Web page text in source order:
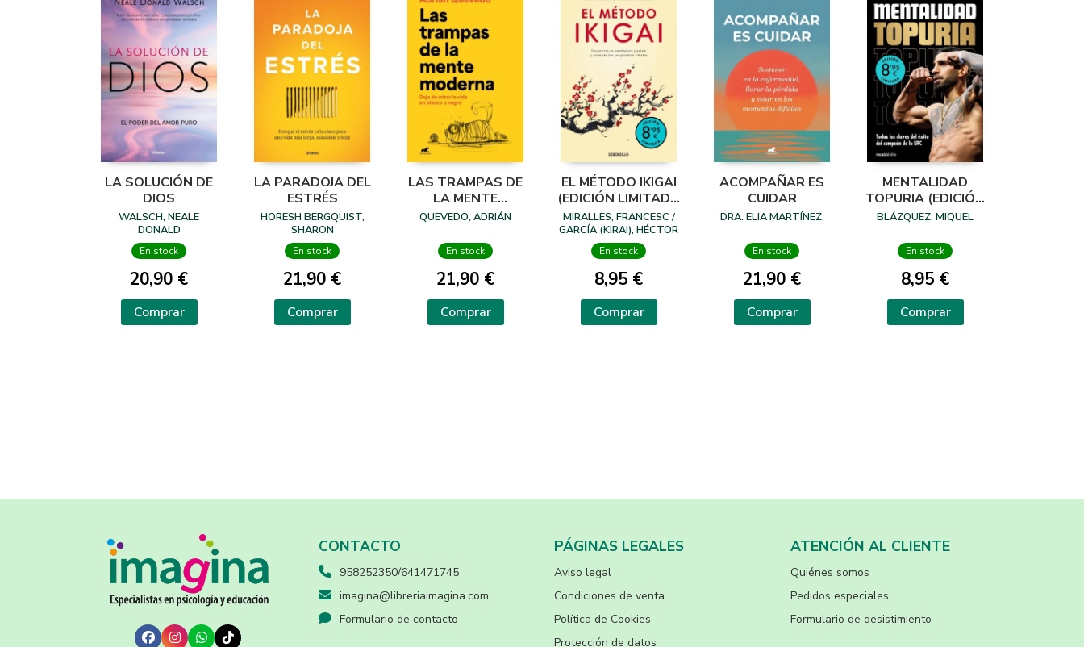
LA SOLUCIÓN DE
DIOS
WALSCH, NEALE
DONALD
En stock
20,90 €
Comprar
LA PARADOJA DEL
ESTRÉS
HORESH BERGQUIST,
SHARON
En stock
21,90 €
Comprar
LAS TRAMPAS DE
LA MENTE
MODERNA
QUEVEDO, ADRIÁN
En stock
21,90 €
Comprar
EL MÉTODO IKIGAI
(EDICIÓN LIMITADA
· VERANO)
MIRALLES, FRANCESC /
GARCÍA (KIRAI), HÉCTOR
En stock
8,95 €
Comprar
ACOMPAÑAR ES
CUIDAR
DRA. ELIA MARTÍNEZ,
En stock
21,90 €
Comprar
MENTALIDAD
TOPURIA (EDICIÓN
LIMITADA)
BLÁZQUEZ, MIQUEL
En stock
8,95 €
Comprar
CONTACTO
958252350/641471745
imagina@libreriaimagina.com
Formulario de contacto
PÁGINAS LEGALES
Aviso legal
Condiciones de venta
Política de Cookies
Protección de datos
ATENCIÓN AL CLIENTE
Quiénes somos
Pedidos especiales
Formulario de desistimiento